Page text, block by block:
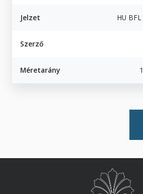
Jelzet HU
Szerző
Méretarány